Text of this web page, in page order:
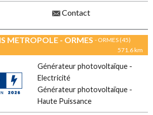
Contact
METROPOLE - ORMES - ORMES (45)
571.6 km
Générateur photovoltaïque -
Electricité
Générateur photovoltaïque -
Haute Puissance